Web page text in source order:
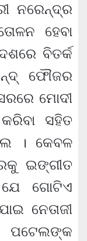
ନରେନ୍ଦ୍ର
ହେବା
ବିତର୍କ
ଫୌଜର
ମୋଦୀ
ସହିତ
। କେବଳ
ଇଙ୍ଗୀତ
ଗୋଟିଏ
ନେତାଜୀ
ପଟେଲଙ୍କ